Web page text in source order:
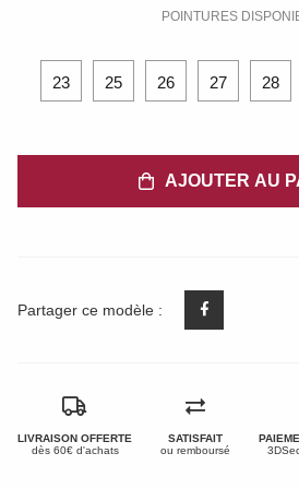
POINTURES
23 25 26 27 28
AJOUTER AU
Partager ce modèle :
LIVRAISON OFFERTE
dès 60€ d'achats
SATISFAIT
ou remboursé